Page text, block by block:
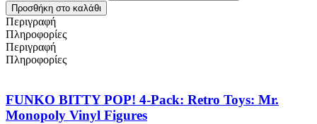
Προσθήκη στο καλάθι
Περιγραφή
Πληροφορίες
Περιγραφή
Πληροφορίες
FUNKO BITTY POP! 4-Pack: Retro Toys: Mr.
Monopoly Vinyl Figures